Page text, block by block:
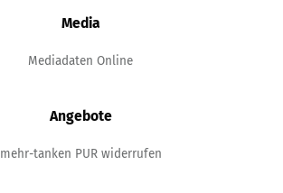
Media
Mediadaten Online
Angebote
mehr-tanken PUR widerrufen